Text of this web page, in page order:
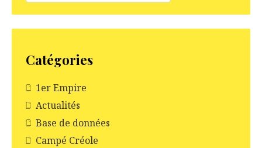
Catégories
1er Empire
Actualités
Base de données
Campé Créole